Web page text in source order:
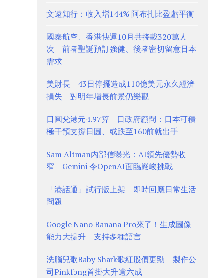
文遠知行：收入增144% 阿布扎比盈虧平衡
國泰航空、香港快運10月共接載320萬人
次 前者聖誕預訂強健、後者密切留意日本
需求
美財長：43日停擺造成110億美元永久經濟
損失 對明年增長前景仍樂觀
日圓兌港元4.97算 日政府顧問：日本可積
極干預支撐日圓、或跌至160前就出手
Sam Altman內部信曝光：AI領先優勢收
窄 Gemini 令OpenAI面臨嚴峻挑戰
「港話通」試行版上架 即時回應日常生活
問題
Google Nano Banana Pro來了！生成圖像
能力大提升 支持多種語言
洗腦兒歌Baby Shark歌紅股價更勁 製作公
司Pinkfong首掛大升逾六成